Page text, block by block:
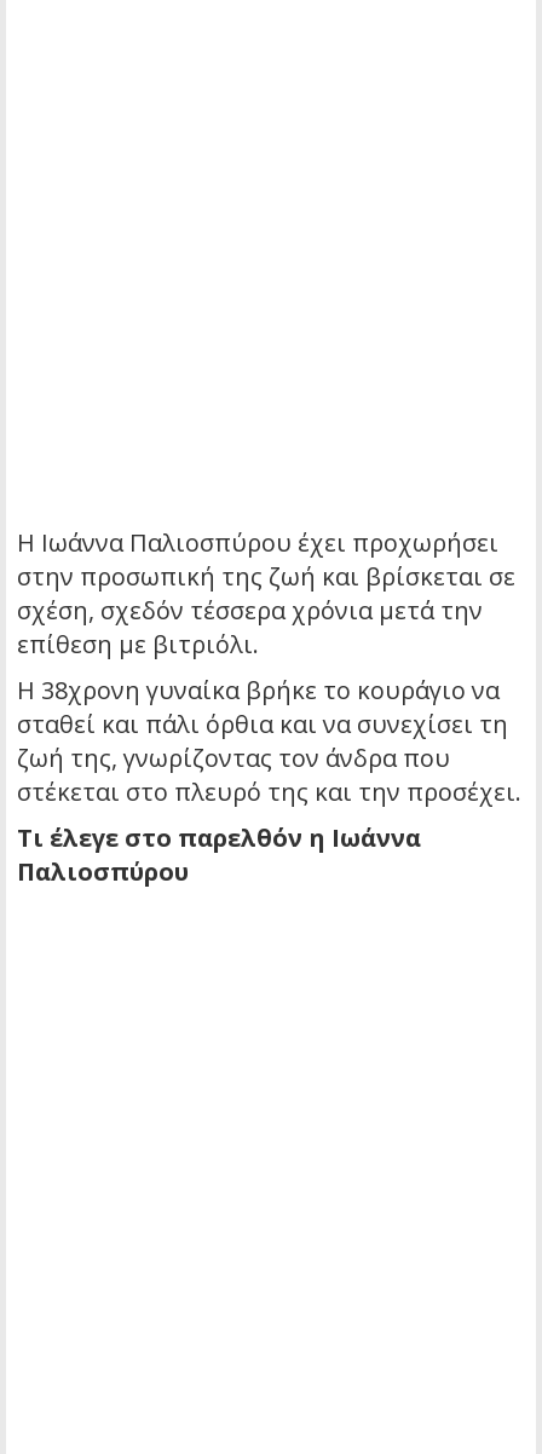
Η Ιωάννα Παλιοσπύρου έχει προχωρήσει
στην προσωπική της ζωή και βρίσκεται σε
σχέση, σχεδόν τέσσερα χρόνια μετά την
επίθεση με βιτριόλι.
Η 38χρονη γυναίκα βρήκε το κουράγιο να
σταθεί και πάλι όρθια και να συνεχίσει τη
ζωή της, γνωρίζοντας τον άνδρα που
στέκεται στο πλευρό της και την προσέχει.
Τι έλεγε στο παρελθόν η Ιωάννα
Παλιοσπύρου